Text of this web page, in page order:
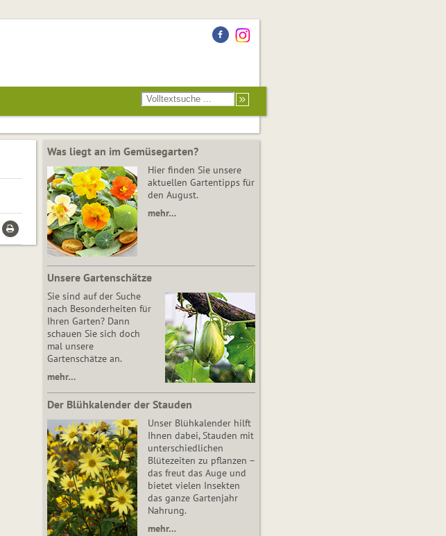
Was liegt an im Gemüsegarten?
Hier finden Sie unsere
aktuellen Gartentipps für
den August.
mehr…
Unsere Gartenschätze
Sie sind auf der Suche
nach Besonderheiten für
Ihren Garten? Dann
schauen Sie sich doch
mal unsere
Gartenschätze an.
mehr…
Der Blühkalender der Stauden
Unser Blühkalender hilft
Ihnen dabei, Stauden mit
unterschiedlichen
Blütezeiten zu pflanzen –
das freut das Auge und
bietet vielen Insekten
das ganze Gartenjahr
Nahrung.
mehr…